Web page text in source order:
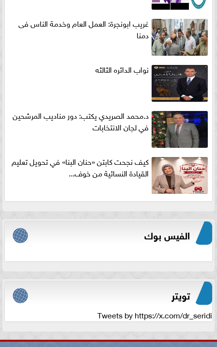
غريب ابونجرة: العمل العام وخدمة الناس فى
دمنا
نواب الدائره الثالثه
د.محمد الصريدي يكتب: دور مناديب المرشحين
في لجان الانتخابات
كيف نجحت كابتن «حنان البنا» في تحويل تعليم
القيادة النسائية من خوف...
الفيس بوك
تويتر
Tweets by https://x.com/dr_seridi